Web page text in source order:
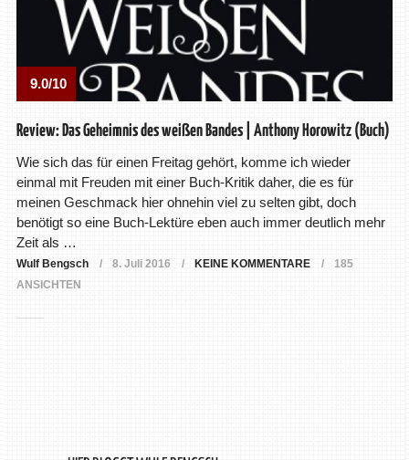
9.0/10
Review: Das Geheimnis des weißen Bandes | Anthony Horowitz (Buch)
Wie sich das für einen Freitag gehört, komme ich wieder
einmal mit Freuden mit einer Buch-Kritik daher, die es für
meinen Geschmack hier ohnehin viel zu selten gibt, doch
benötigt so eine Buch-Lektüre eben auch immer deutlich mehr
Zeit als …
Wulf Bengsch 8. Juli 2016 KEINE KOMMENTARE
185
ANSICHTEN